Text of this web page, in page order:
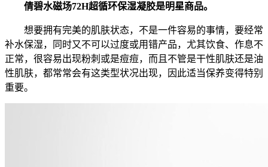
倩碧水磁场72H超循环保湿凝胶是明星商品。
想要拥有完美的肌肤状态，不是一件容易的事情，要经常
补水保湿，同时又不可以过度或用错产品，尤其饮食、作息不
正常，很容易出现粉刺或是痘痘，而且不管是干性肌肤还是油
性肌肤，都常常会有这类型状况出现，因此适当保养变得特别
重要。